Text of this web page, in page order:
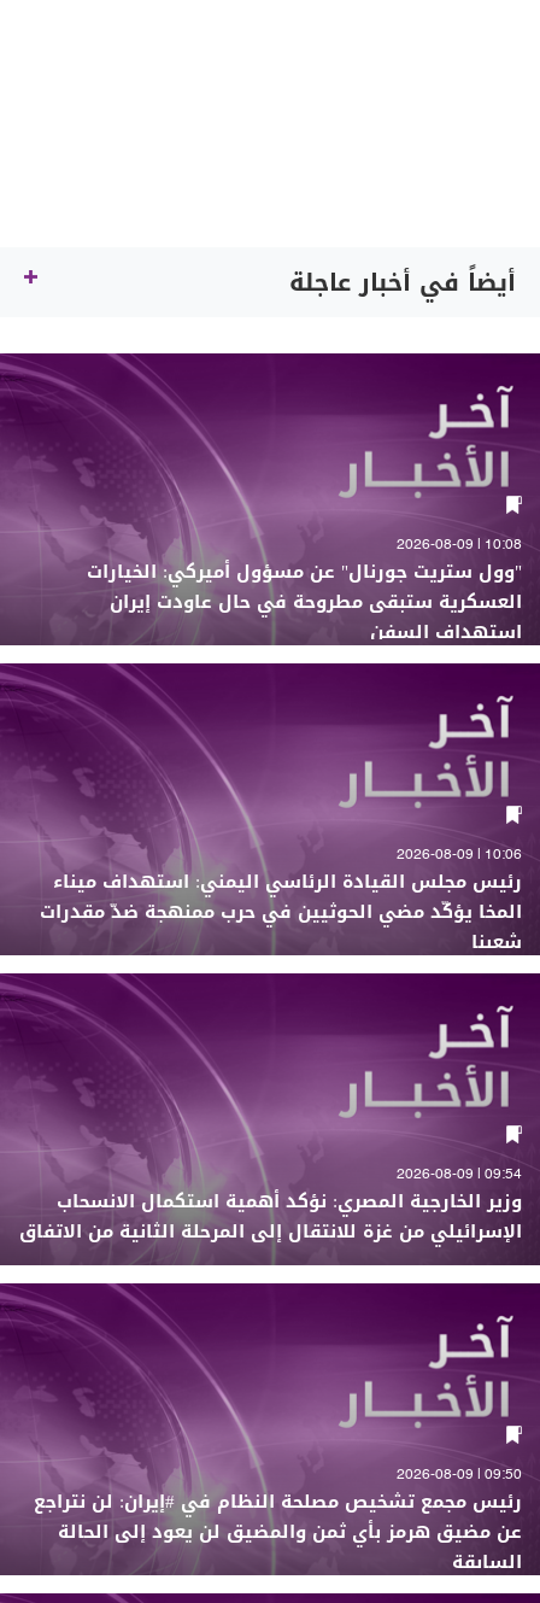
أيضاً في أخبار عاجلة
10:08 | 2026-08-09
"وول ستريت جورنال" عن مسؤول أميركي: الخيارات
العسكرية ستبقى مطروحة في حال عاودت إيران
استهداف السفن
10:06 | 2026-08-09
رئيس مجلس القيادة الرئاسي اليمني: استهداف ميناء
المخا يؤكّد مضي الحوثيين في حرب ممنهجة ضدّ مقدرات
شعبنا
09:54 | 2026-08-09
وزير الخارجية المصري: نؤكد أهمية استكمال الانسحاب
الإسرائيلي من غزة للانتقال إلى المرحلة الثانية من الاتفاق
09:50 | 2026-08-09
رئيس مجمع تشخيص مصلحة النظام في #إيران: لن نتراجع
عن مضيق هرمز بأي ثمن والمضيق لن يعود إلى الحالة
السابقة